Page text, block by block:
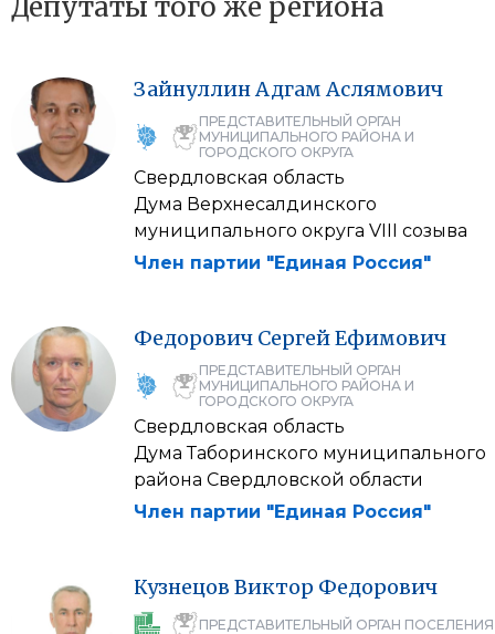
Депутаты того же региона
ЗайнуллинАдгам Аслямович
ПРЕДСТАВИТЕЛЬНЫЙ ОРГАН
МУНИЦИПАЛЬНОГО РАЙОНА И
ГОРОДСКОГО ОКРУГА
Свердловская область
Дума Верхнесалдинского
муниципального округа VIII созыва
Член партии "Единая Россия"
Федорович СергейЕфимович
ПРЕДСТАВИТЕЛЬНЫЙ ОРГАН
МУНИЦИПАЛЬНОГО РАЙОНА И
ГОРОДСКОГО ОКРУГА
Свердловская область
Дума Таборинского муниципального
района Свердловской области
Член партии "Единая Россия"
Кузнецов Виктор Федорович
ПРЕДСТАВИТЕЛЬНЫЙ ОРГАН ПОСЕЛЕНИЯ